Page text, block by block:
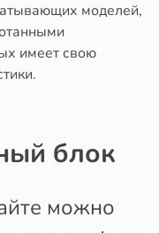
моделей,
имеет свою
блок
можно